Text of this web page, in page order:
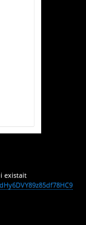
existait